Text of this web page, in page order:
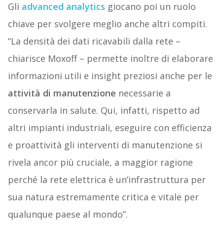
Gli advanced analytics giocano poi un ruolo
chiave per svolgere meglio anche altri compiti.
“La densità dei dati ricavabili dalla rete –
chiarisce Moxoff – permette inoltre di elaborare
informazioni utili e insight preziosi anche per le
attività di manutenzione necessarie a
conservarla in salute. Qui, infatti, rispetto ad
altri impianti industriali, eseguire con efficienza
e proattività gli interventi di manutenzione si
rivela ancor più cruciale, a maggior ragione
perché la rete elettrica è un’infrastruttura per
sua natura estremamente critica e vitale per
qualunque paese al mondo”.